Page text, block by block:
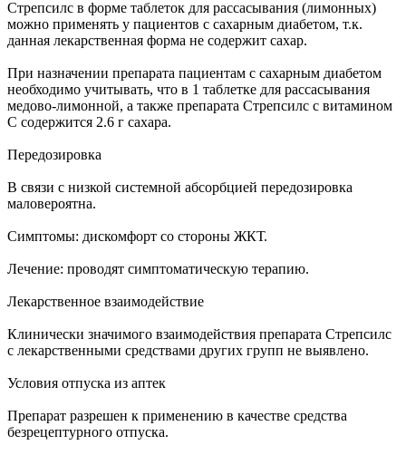
Стрепсилс в форме таблеток для рассасывания (лимонных)
можно применять у пациентов с сахарным диабетом, т.к.
данная лекарственная форма не содержит сахар.
При назначении препарата пациентам с сахарным диабетом
необходимо учитывать, что в 1 таблетке для рассасывания
медово-лимонной, а также препарата Стрепсилс с витамином
С содержится 2.6 г сахара.
Передозировка
В связи с низкой системной абсорбцией передозировка
маловероятна.
Симптомы: дискомфорт со стороны ЖКТ.
Лечение: проводят симптоматическую терапию.
Лекарственное взаимодействие
Клинически значимого взаимодействия препарата Стрепсилс
с лекарственными средствами других групп не выявлено.
Условия отпуска из аптек
Препарат разрешен к применению в качестве средства
безрецептурного отпуска.